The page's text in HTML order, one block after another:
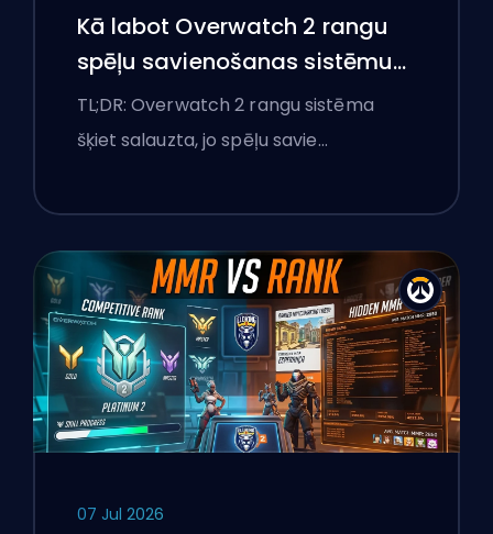
Kā labot Overwatch 2 rangu
spēļu savienošanas sistēmu
un pārlieku izteiktas spēles
TL;DR: Overwatch 2 rangu sistēma
šķiet salauzta, jo spēļu savie…
07 Jul 2026